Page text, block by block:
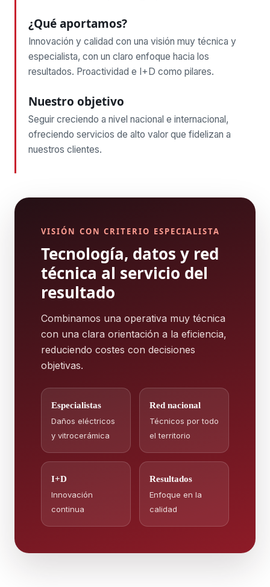
¿Qué aportamos?
Innovación y calidad con una visión muy técnica y
especialista, con un claro enfoque hacia los
resultados. Proactividad e I+D como pilares.
Nuestro objetivo
Seguir creciendo a nivel nacional e internacional,
ofreciendo servicios de alto valor que fidelizan a
nuestros clientes.
VISIÓN CON CRITERIO ESPECIALISTA
Tecnología, datos y red
técnica al servicio del
resultado
Combinamos una operativa muy técnica
con una clara orientación a la eficiencia,
reduciendo costes con decisiones
objetivas.
Especialistas
Daños eléctricos
y vitrocerámica
Red nacional
Técnicos por todo
el territorio
I+D
Innovación
continua
Resultados
Enfoque en la
calidad